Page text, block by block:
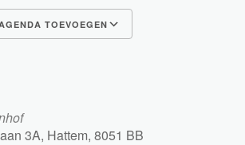
TOEVOEGEN
3A, Hattem, 8051 BB